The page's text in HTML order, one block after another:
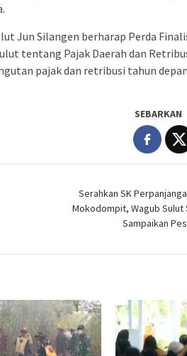
Jun Silangen berharap Perda
tentang Pajak Daerah dan
pajak dan retribusi tahun
SEBARKAN
Serahkan SK
Mokodompit, Wagub Sulut
Sampaikan